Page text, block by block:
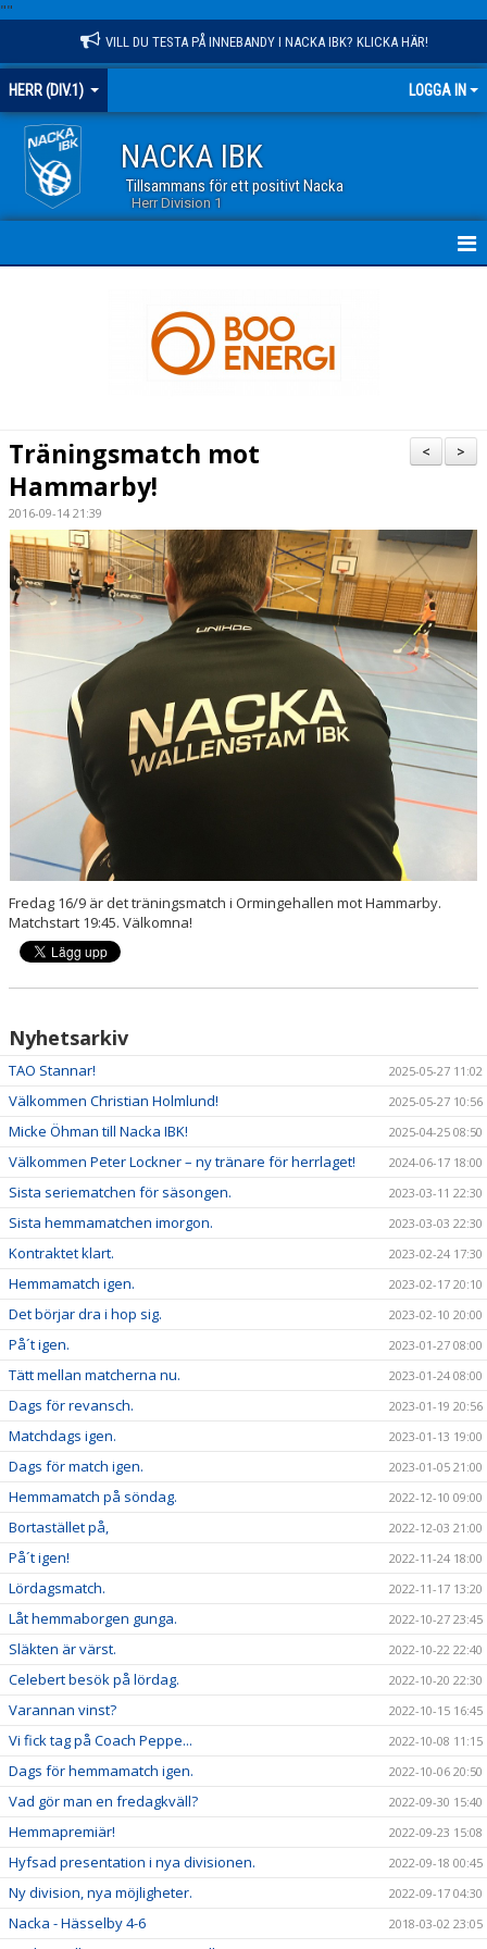
""
VILL DU TESTA PÅ INNEBANDY I NACKA IBK? KLICKA HÄR!
HERR (DIV.1) LOGGA IN
NACKA IBK
Tillsammans för ett positivt Nacka
Herr Division 1
GÄSTBOK
BILDGALLERI
DOKUMENT
KONTAKT
MATCHER
>
<
Träningsmatch mot
Hammarby!
2016-09-14 21:39
Fredag 16/9 är det träningsmatch i Ormingehallen mot Hammarby.
Matchstart 19:45. Välkomna!
Nyhetsarkiv
TAO Stannar! 2025-05-27 11:02
Välkommen Christian Holmlund! 2025-05-27 10:56
Micke Öhman till Nacka IBK! 2025-04-25 08:50
Välkommen Peter Lockner – ny tränare för herrlaget! 2024-06-17 18:00
Sista seriematchen för säsongen. 2023-03-11 22:30
Sista hemmamatchen imorgon. 2023-03-03 22:30
Kontraktet klart. 2023-02-24 17:30
Hemmamatch igen. 2023-02-17 20:10
Det börjar dra i hop sig. 2023-02-10 20:00
På´t igen. 2023-01-27 08:00
Tätt mellan matcherna nu. 2023-01-24 08:00
Dags för revansch. 2023-01-19 20:56
Matchdags igen. 2023-01-13 19:00
Dags för match igen. 2023-01-05 21:00
Hemmamatch på söndag. 2022-12-10 09:00
Bortastället på, 2022-12-03 21:00
På´t igen! 2022-11-24 18:00
Lördagsmatch. 2022-11-17 13:20
Låt hemmaborgen gunga. 2022-10-27 23:45
Släkten är värst. 2022-10-22 22:40
Celebert besök på lördag. 2022-10-20 22:30
Varannan vinst? 2022-10-15 16:45
Vi fick tag på Coach Peppe... 2022-10-08 11:15
Dags för hemmamatch igen. 2022-10-06 20:50
Vad gör man en fredagkväll? 2022-09-30 15:40
Hemmapremiär! 2022-09-23 15:08
Hyfsad presentation i nya divisionen. 2022-09-18 00:45
Ny division, nya möjligheter. 2022-09-17 04:30
Nacka - Hässelby 4-6 2018-03-02 23:05